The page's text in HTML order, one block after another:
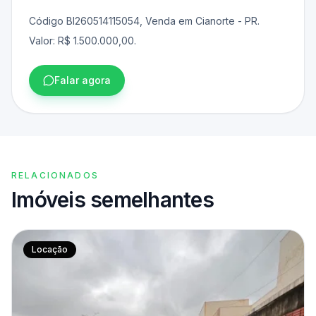
Código BI260514115054, Venda em Cianorte - PR.
Valor: R$ 1.500.000,00.
Falar agora
RELACIONADOS
Imóveis semelhantes
Locação